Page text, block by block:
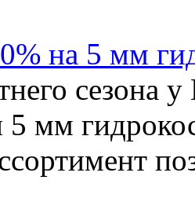
на 5 мм
сезона
5 мм